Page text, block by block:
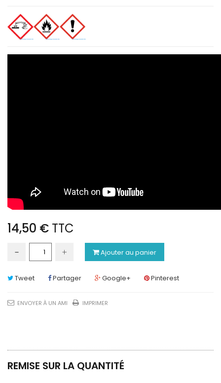
14,50 € TTC
Ajouter au panier
Tweet Partager Google+ Pinterest
ENVOYER À UN AMI IMPRIMER
REMISE SUR LA QUANTITÉ